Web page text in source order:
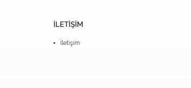
İLETİŞİM
İletişim